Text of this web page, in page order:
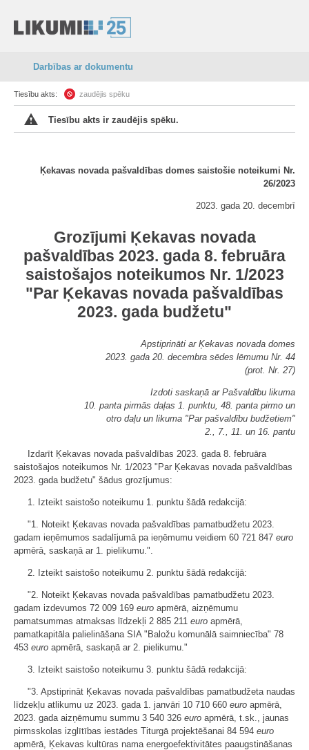
Darbības ar dokumentu
Tiesību akts: zaudējis spēku
Tiesību akts ir zaudējis spēku.
Ķekavas novada pašvaldības domes saistošie noteikumi Nr.
26/2023
2023. gada 20. decembrī
Grozījumi Ķekavas novada
pašvaldības 2023. gada 8. februāra
saistošajos noteikumos Nr. 1/2023
"Par Ķekavas novada pašvaldības
2023. gada budžetu"
Apstiprināti ar Ķekavas novada domes
2023. gada 20. decembra sēdes lēmumu Nr. 44
(prot. Nr. 27)
Izdoti saskaņā ar Pašvaldību likuma
10. panta pirmās daļas 1. punktu, 48. panta pirmo un
otro daļu un likuma "Par pašvaldību budžetiem"
2., 7., 11. un 16. pantu
Izdarīt Ķekavas novada pašvaldības 2023. gada 8. februāra
saistošajos noteikumos Nr. 1/2023 "Par Ķekavas novada pašvaldības
2023. gada budžetu" šādus grozījumus:
1. Izteikt saistošo noteikumu 1. punktu šādā redakcijā:
"1. Noteikt Ķekavas novada pašvaldības pamatbudžetu 2023.
gadam ieņēmumos sadalījumā pa ieņēmumu veidiem 60 721 847 euro
apmērā, saskaņā ar 1. pielikumu.".
2. Izteikt saistošo noteikumu 2. punktu šādā redakcijā:
"2. Noteikt Ķekavas novada pašvaldības pamatbudžetu 2023.
gadam izdevumos 72 009 169 euro apmērā, aizņēmumu
pamatsummas atmaksas līdzekļi 2 885 211 euro apmērā,
pamatkapitāla palielināšana SIA "Baložu komunālā saimniecība" 78
453 euro apmērā, saskaņā ar 2. pielikumu."
3. Izteikt saistošo noteikumu 3. punktu šādā redakcijā:
"3. Apstiprināt Ķekavas novada pašvaldības pamatbudžeta naudas
līdzekļu atlikumu uz 2023. gada 1. janvāri 10 710 660 euro apmērā,
2023. gada aizņēmumu summu 3 540 326 euro apmērā, t.sk., jaunas
pirmsskolas izglītības iestādes Titurgā projektēšanai 84 594 euro
apmērā, Ķekavas kultūras nama energoefektivitātes paaugstināšanas